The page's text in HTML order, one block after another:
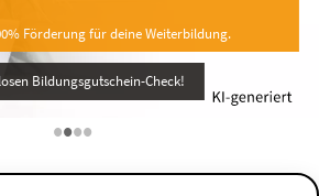
Förderung für deine Weiterbildung.
Bildungsgutschein-Check!
••••